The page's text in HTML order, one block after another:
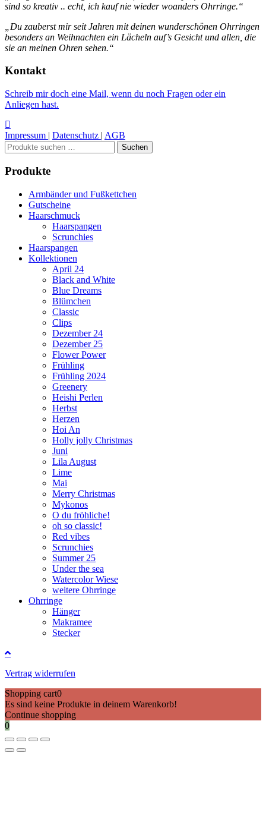
sind so kreativ .. echt, ich kauf nie wieder woanders Ohrringe.“
„Du zauberst mir seit Jahren mit deinen wunderschönen Ohrringen
besonders an Weihnachten ein Lächeln auf’s Gesicht und allen, die
sie an meinen Ohren sehen.“
Kontakt
Schreib mir doch eine Mail, wenn du noch Fragen oder ein
Anliegen hast.
Impressum | Datenschutz | AGB
Suchen
nach:
Suchen
Produkte
Armbänder und Fußkettchen
Gutscheine
Haarschmuck
Haarspangen
Scrunchies
Haarspangen
Kollektionen
April 24
Black and White
Blue Dreams
Blümchen
Classic
Clips
Dezember 24
Dezember 25
Flower Power
Frühling
Frühling 2024
Greenery
Heishi Perlen
Herbst
Herzen
Hoi An
Holly jolly Christmas
Juni
Lila August
Lime
Mai
Merry Christmas
Mykonos
O du fröhliche!
oh so classic!
Red vibes
Scrunchies
Summer 25
Under the sea
Watercolor Wiese
weitere Ohrringe
Ohrringe
Hänger
Makramee
Stecker
Vertrag widerrufen
Shopping cart0
Es sind keine Produkte in deinem Warenkorb!
Continue shopping
0